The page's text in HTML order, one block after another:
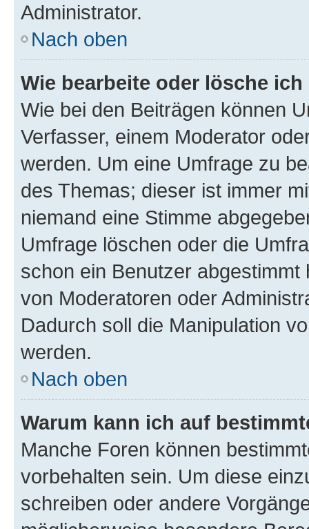
Administrator.
Nach oben
Wie bearbeite oder lösche
Wie bei den Beiträgen können
Verfasser, einem Moderator
werden. Um eine Umfrage zu
des Themas; dieser ist immer
niemand eine Stimme
Umfrage löschen oder die
schon ein Benutzer
von Moderatoren oder
Dadurch soll die Manipulation
werden.
Nach oben
Warum kann ich auf
Manche Foren können
vorbehalten sein. Um diese
schreiben oder andere